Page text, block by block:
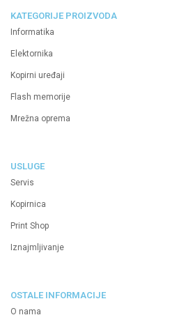
KATEGORIJE PROIZVODA
Informatika
Elektornika
Kopirni uređaji
Flash memorije
Mrežna oprema
USLUGE
Servis
Kopirnica
Print Shop
Iznajmljivanje
OSTALE INFORMACIJE
O nama